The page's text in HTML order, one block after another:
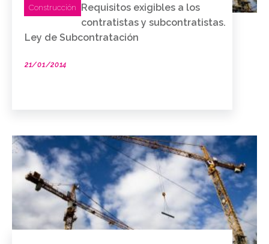
Construcción
Requisitos exigibles a los
contratistas y subcontratistas.
Ley de Subcontratación
21/01/2014